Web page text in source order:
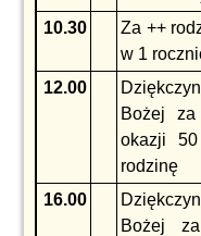
10.30
Za ++
w 1
12.00
Bożej
okazji
rodzinę
16.00
Bożej